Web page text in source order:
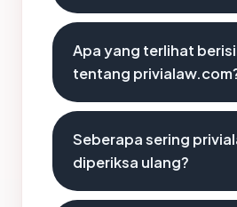
Apa yang terlihat
tentang
Seberapa sering
diperiksa ulang?